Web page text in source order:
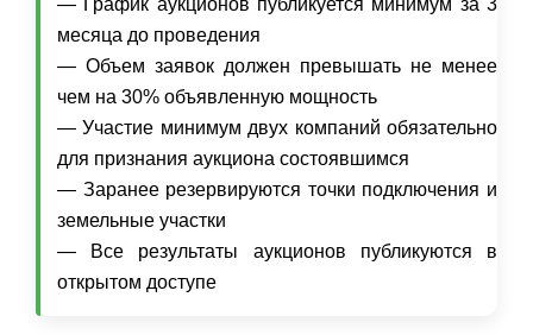
— График аукционов публикуется минимум за 3
месяца до проведения
— Объем заявок должен превышать не менее
чем на 30% объявленную мощность
— Участие минимум двух компаний обязательно
для признания аукциона состоявшимся
— Заранее резервируются точки подключения и
земельные участки
— Все результаты аукционов публикуются в
открытом доступе